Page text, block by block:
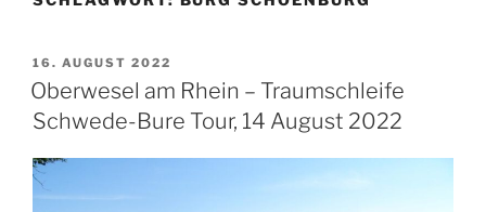
VERÖFFENTLICHT
AM
16. AUGUST 2022
Oberwesel am Rhein – Traumschleife
Schwede-Bure Tour, 14 August 2022